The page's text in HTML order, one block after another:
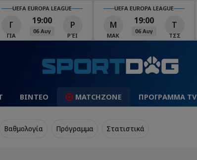
UEFA EUROPA LEAGUE
Γ
ΓΙΑ
19:00
06 Αυγ
Ρ
ΡΈΙ
UEFA EUROPA LEAGUE
Μ
ΜΑΚ
19:00
06 Αυγ
Τ
ΤΣΣ
ΒΙΝΤΕΟ MATCHZONE ΠΡΟΓΡΑΜΜΑ TV
Βαθμολογία Πρόγραμμα Στατιστικά